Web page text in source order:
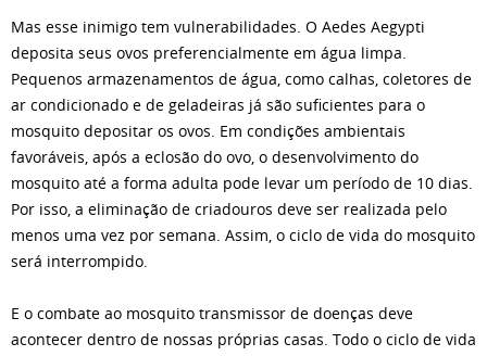
Mas esse inimigo tem vulnerabilidades. O Aedes Aegypti
deposita seus ovos preferencialmente em água limpa.
Pequenos armazenamentos de água, como calhas, coletores de
ar condicionado e de geladeiras já são suficientes para o
mosquito depositar os ovos. Em condições ambientais
favoráveis, após a eclosão do ovo, o desenvolvimento do
mosquito até a forma adulta pode levar um período de 10 dias.
Por isso, a eliminação de criadouros deve ser realizada pelo
menos uma vez por semana. Assim, o ciclo de vida do mosquito
será interrompido.
E o combate ao mosquito transmissor de doenças deve
acontecer dentro de nossas próprias casas. Todo o ciclo de vida